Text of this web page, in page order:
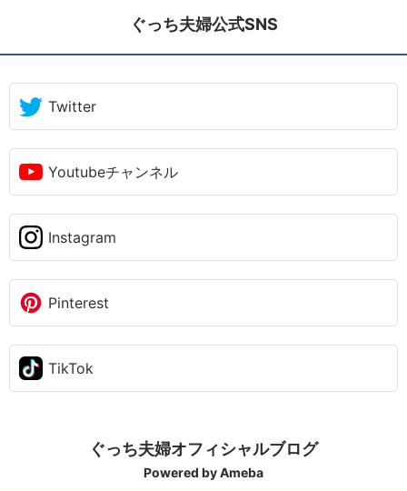
ぐっち夫婦公式SNS
Twitter
Youtubeチャンネル
Instagram
Pinterest
TikTok
ぐっち夫婦オフィシャルブログ
Powered by Ameba